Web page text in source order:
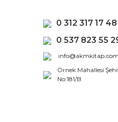
0 312 317 17 48
0 537 823 55
info@akmkitap.com
Örnek Mahallesi
No:181/B